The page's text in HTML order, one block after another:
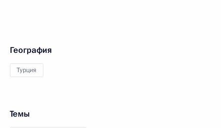
География
Турция
Темы